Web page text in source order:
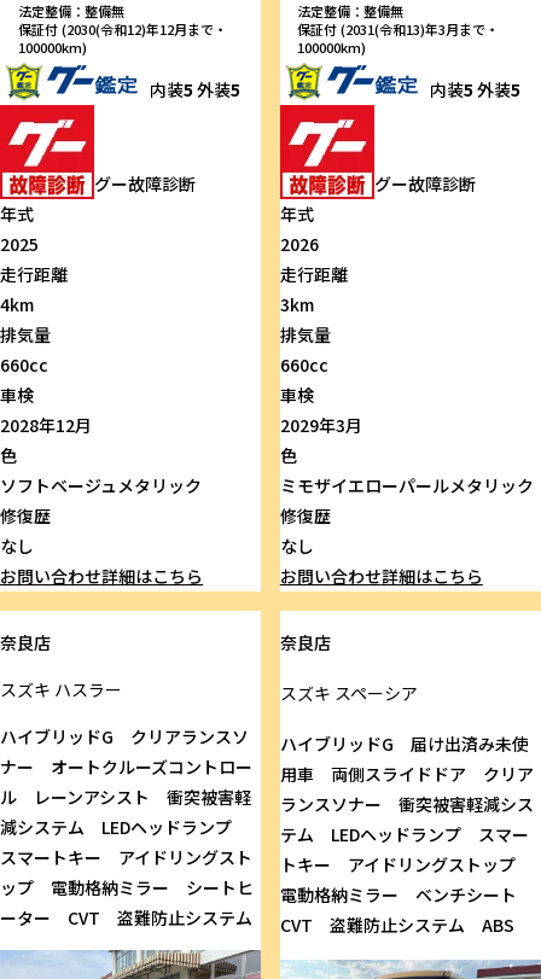
法定整備：整備無
保証付 (2030(令和12)年12月まで・
100000km)
内装5 外装5
グー故障診断
年式
2025
走行距離
4km
排気量
660cc
車検
2028年12月
色
ソフトベージュメタリック
修復歴
なし
お問い合わせ詳細はこちら
法定整備：整備無
保証付 (2031(令和13)年3月まで・
100000km)
内装5 外装5
グー故障診断
年式
2026
走行距離
3km
排気量
660cc
車検
2029年3月
色
ミモザイエローパールメタリック
修復歴
なし
お問い合わせ詳細はこちら
奈良店
スズキ ハスラー
ハイブリッドG クリアランスソ
ナー オートクルーズコントロー
ル レーンアシスト 衝突被害軽
減システム LEDヘッドランプ
スマートキー アイドリングスト
ップ 電動格納ミラー シートヒ
ーター CVT 盗難防止システム
奈良店
スズキ スペーシア
ハイブリッドG 届け出済み未使
用車 両側スライドドア クリア
ランスソナー 衝突被害軽減シス
テム LEDヘッドランプ スマー
トキー アイドリングストップ
電動格納ミラー ベンチシート
CVT 盗難防止システム ABS